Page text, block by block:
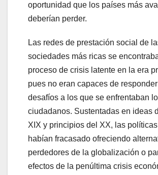
oportunidad que los países más
deberían perder.
Las redes de prestación social de
sociedades más ricas se
proceso de crisis latente en la era
pues no eran capaces de
desafíos a los que se enfrentaban
ciudadanos. Sustentadas en ideas
XIX y principios del XX, las
habían fracasado ofreciendo
perdedores de la globalización o
efectos de la penúltima crisis